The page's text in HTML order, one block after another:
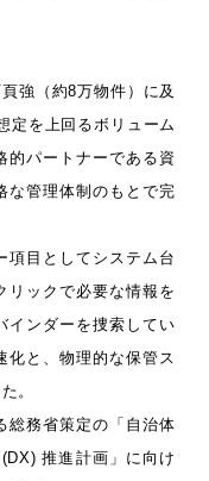
強（約8万物件）に及
定を上回るボリューム
的パートナーである資
な管理体制のもとで完
目としてシステム台
リックで必要な情報を
インダーを捜索してい
化と、物理的な保管ス
。
務省策定の「自治体
推進計画」に向け